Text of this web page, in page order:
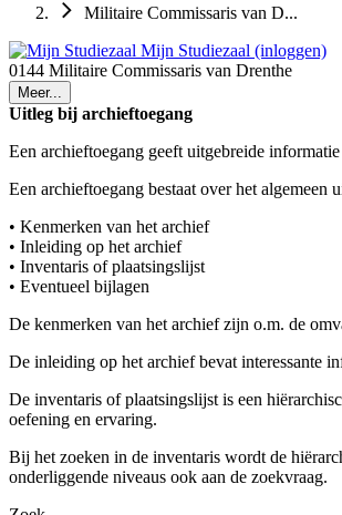
Militaire Commissaris van D...
Mijn Studiezaal (inloggen)
0144 Militaire Commissaris van Drenthe
Meer...
Uitleg bij archieftoegang
Een archieftoegang geeft uitgebreide
Een archieftoegang bestaat over het algemeen
• Kenmerken van het archief
• Inleiding op het archief
• Inventaris of plaatsingslijst
• Eventueel bijlagen
De kenmerken van het archief zijn o.m. de
De inleiding op het archief bevat interessante
De inventaris of plaatsingslijst is een
oefening en ervaring.
Bij het zoeken in de inventaris wordt de
onderliggende niveaus ook aan de zoekvraag.